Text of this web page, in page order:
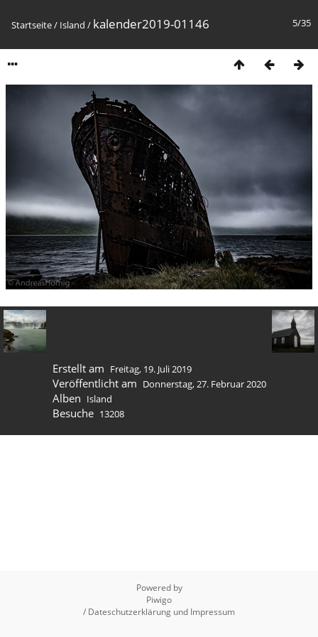
5/35
Startseite/ Island / kalender2019-01146
Erstellt am Freitag, 19. Juli 2019
Veröffentlicht am Donnerstag, 27. Februar 2020
Alben Island
Besuche 13208
Powered by
Piwigo
/ Dateschutzerklärung und Impressum